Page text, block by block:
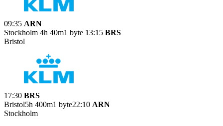
09:35 ARN
Stockholm 4h 40m1 byte 13:15 BRS
Bristol
17:30 BRS
Bristol5h 400m1 byte22:10 ARN
Stockholm